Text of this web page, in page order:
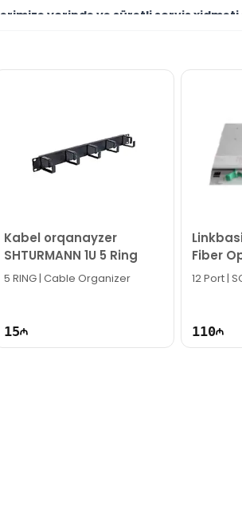
yerində və sürətli servis xidməti
sərfəli qiymətə NƏĞD,
hər gün 10:00-19:00 saatlarında
bağlı bütün suallarınızı saytımızın
Kabel orqanayzer
SHTURMANN 1U 5 Ring
5 RING | Cable Organizer
15
Fiber
FPF12-
12 Port |
110